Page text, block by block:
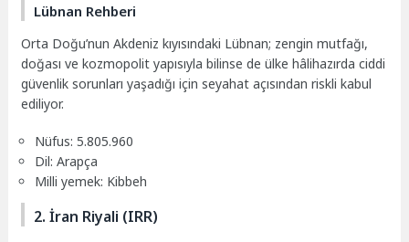
Lübnan Rehberi
Orta Doğu’nun Akdeniz kıyısındaki Lübnan; zengin mutfağı,
doğası ve kozmopolit yapısıyla bilinse de ülke hâlihazırda ciddi
güvenlik sorunları yaşadığı için seyahat açısından riskli kabul
ediliyor.
Nüfus: 5.805.960
Dil: Arapça
Milli yemek: Kibbeh
2. İran Riyali (IRR)